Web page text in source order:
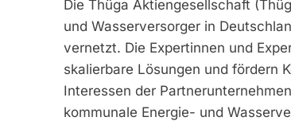
Die Thüga Aktiengesellschaft
und Wasserversorger in
vernetzt. Die Expertinnen und
skalierbare Lösungen und fördern
Interessen der
kommunale Energie- und